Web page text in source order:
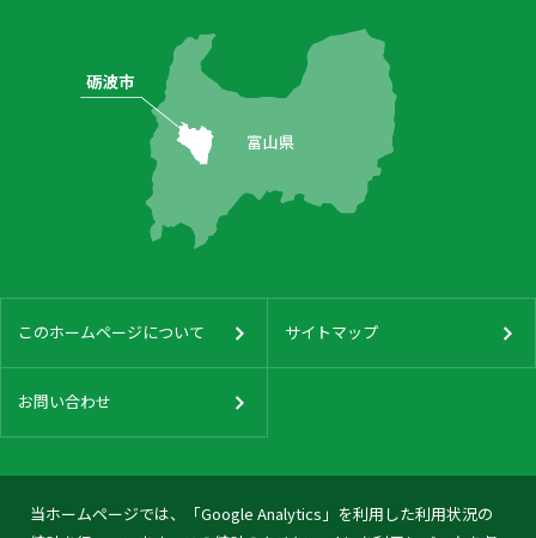
当ホームページでは、「Google Analytics」を利用した利用状況の
このホームページについて サイトマップ
お問い合わせ